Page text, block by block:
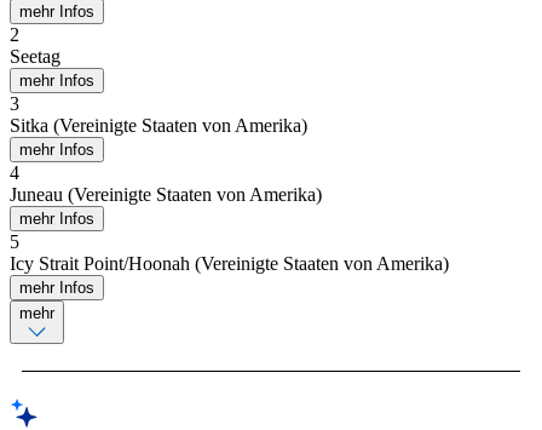
mehr Infos
2
Seetag
mehr Infos
3
Sitka (Vereinigte Staaten von Amerika)
mehr Infos
4
Juneau (Vereinigte Staaten von Amerika)
mehr Infos
5
Icy Strait Point/Hoonah (Vereinigte Staaten von Amerika)
mehr Infos
mehr